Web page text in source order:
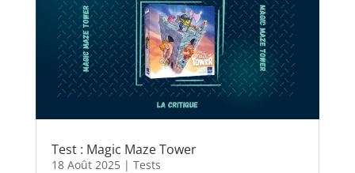
Test : Magic Maze Tower
18 Août 2025| Tests